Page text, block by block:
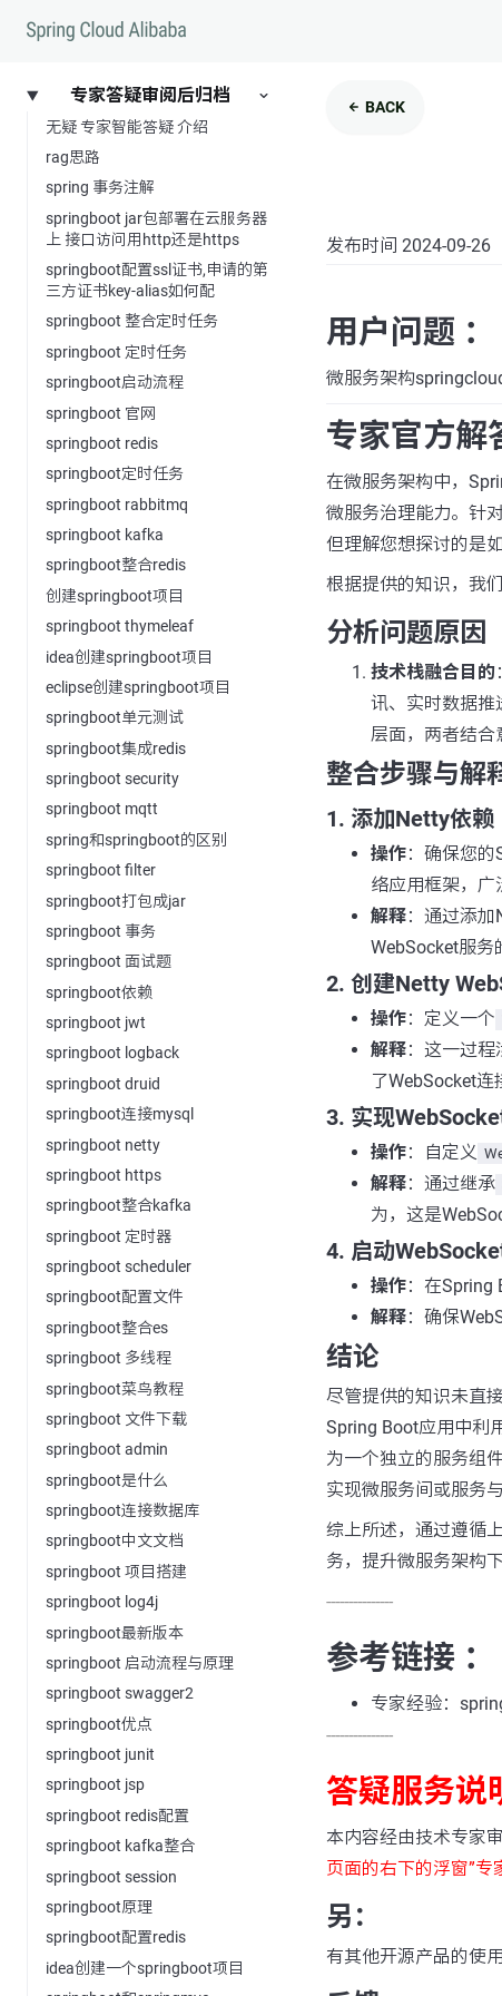
专家答疑审阅后归档
无疑 专家智能答疑 介绍
rag思路
spring 事务注解
springboot jar包部署在云服务器
上 接口访问用http还是https
springboot配置ssl证书,申请的第
三方证书key-alias如何配
springboot 整合定时任务
springboot 定时任务
springboot启动流程
springboot 官网
springboot redis
springboot定时任务
springboot rabbitmq
springboot kafka
springboot整合redis
创建springboot项目
springboot thymeleaf
idea创建springboot项目
eclipse创建springboot项目
springboot单元测试
springboot集成redis
springboot security
springboot mqtt
spring和springboot的区别
springboot filter
springboot打包成jar
springboot 事务
springboot 面试题
springboot依赖
springboot jwt
springboot logback
springboot druid
springboot连接mysql
springboot netty
springboot https
springboot整合kafka
springboot 定时器
springboot scheduler
springboot配置文件
springboot整合es
springboot 多线程
springboot菜鸟教程
springboot 文件下载
springboot admin
springboot是什么
springboot连接数据库
springboot中文文档
springboot 项目搭建
springboot log4j
springboot最新版本
springboot 启动流程与原理
springboot swagger2
springboot优点
springboot junit
springboot jsp
springboot redis配置
springboot kafka整合
springboot session
springboot原理
springboot配置redis
idea创建一个springboot项目
BACK
发布时间 2024-09-26
用户问题 ：
微服务架构
专家官方解
在微服务架构中，
微服务治理能力。针
但理解您想探讨的是
根据提供的知识，我
分析问题原因
技术栈融合目的
讯、实时数据推
层面，两者结合
整合步骤与解
1. 添加Netty依赖
操作：确保您的
络应用框架，广
解释：通过添加
WebSocket服务
2. 创建Netty
操作：定义一个
解释：这一过程
了WebSocket连
3. 实现
操作：自定义
解释：通过继承
为，这是
4. 启动
操作：在Spring
解释：确保
结论
尽管提供的知识未直
Spring Boot应用中利
为一个独立的服务组
实现微服务间或服务
综上所述，通过遵循
务，提升微服务架构
---------------
参考链接 ：
专家经验：
---------------
答疑服务说
本内容经由技术专家
页面的右下的浮窗”专
另：
有其他开源产品的使用